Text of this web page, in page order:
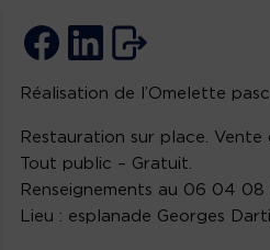
Réalisation de l’Omelette
Restauration sur place. Vente
Tout public – Gratuit.
Renseignements au 06 04 08
Lieu : esplanade Georges